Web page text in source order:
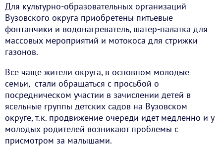
Для культурно-образовательных организаций
Вузовского округа приобретены питьевые
фонтанчики и водонагреватель, шатер-палатка для
массовых мероприятий и мотокоса для стрижки
газонов.
Все чаще жители округа, в основном молодые
семьи, стали обращаться с просьбой о
посредническом участии в зачислении детей в
ясельные группы детских садов на Вузовском
округе, т.к. продвижение очереди идет медленно и у
молодых родителей возникают проблемы с
присмотром за малышами.